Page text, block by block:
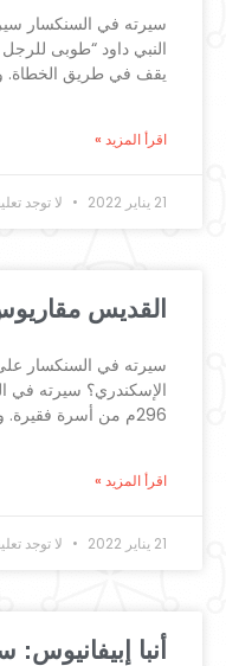
سيرته في السنكسار
النبي داود “طوبى
يقف في طريق الخطاة.
اقرأ المزيد »
21 يناير 2022 لا توجد
القديس
سيرته في السنكسار على
الإسكندري؟ سيرته في
296م من أسرة فقيرة. وكان يعمل أولاً خبازاً،
اقرأ المزيد »
21 يناير 2022 لا توجد
أنبا